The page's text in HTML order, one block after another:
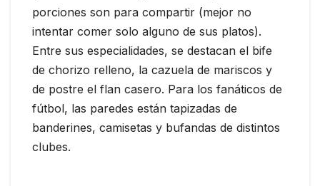
porciones son para compartir (mejor no
intentar comer solo alguno de sus platos).
Entre sus especialidades, se destacan el bife
de chorizo relleno, la cazuela de mariscos y
de postre el flan casero. Para los fanáticos de
fútbol, las paredes están tapizadas de
banderines, camisetas y bufandas de distintos
clubes.